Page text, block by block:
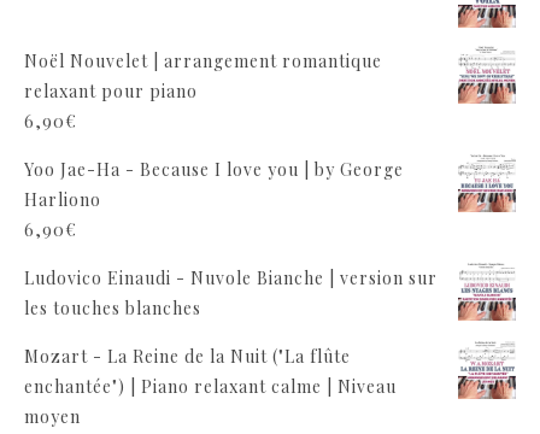
Noël Nouvelet | arrangement romantique
relaxant pour piano
6,90€
Yoo Jae-Ha - Because I love you | by George
Harliono
6,90€
Ludovico Einaudi - Nuvole Bianche | version sur
les touches blanches
Mozart - La Reine de la Nuit ("La flûte
enchantée") | Piano relaxant calme | Niveau
moyen